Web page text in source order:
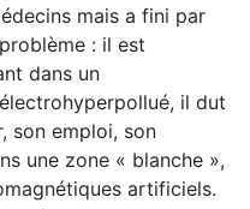
mais a fini par
: il est
dans un
il dut
son emploi, son
une zone « blanche »,
artificiels.